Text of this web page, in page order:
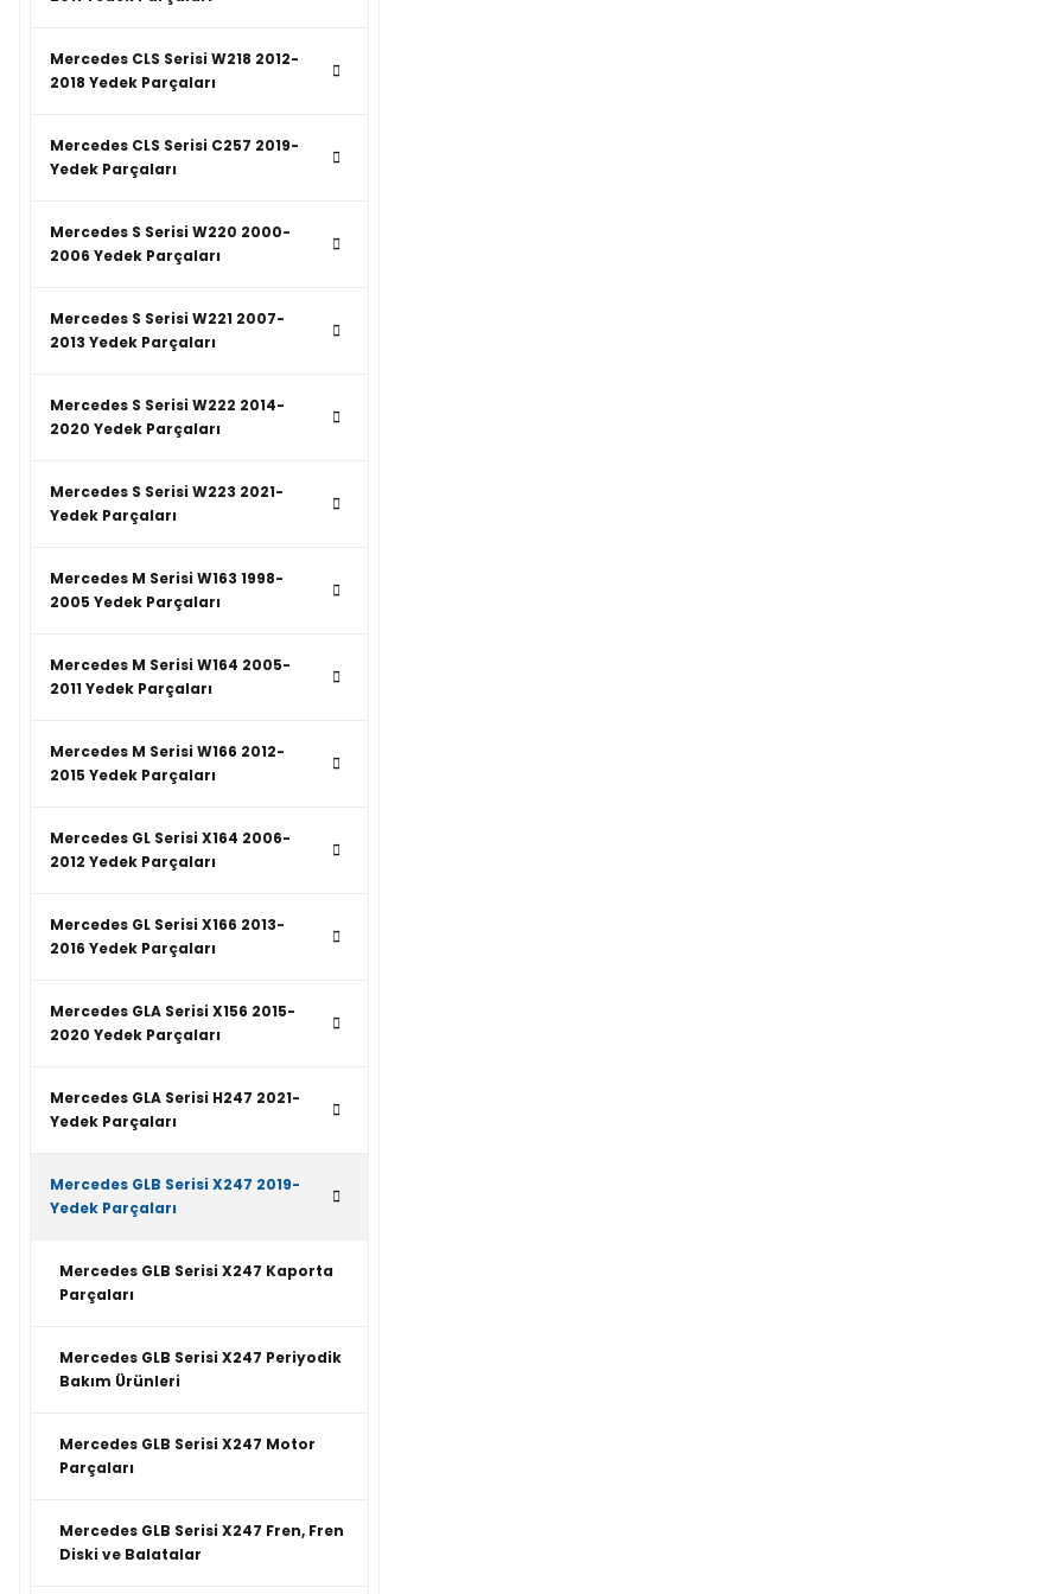
Mercedes CLS Serisi W218 2012-
2018 Yedek Parçaları
Mercedes CLS Serisi C257 2019-
Yedek Parçaları
Mercedes S Serisi W220 2000-
2006 Yedek Parçaları
Mercedes S Serisi W221 2007-
2013 Yedek Parçaları
Mercedes S Serisi W222 2014-
2020 Yedek Parçaları
Mercedes S Serisi W223 2021-
Yedek Parçaları
Mercedes M Serisi W163 1998-
2005 Yedek Parçaları
Mercedes M Serisi W164 2005-
2011 Yedek Parçaları
Mercedes M Serisi W166 2012-
2015 Yedek Parçaları
Mercedes GL Serisi X164 2006-
2012 Yedek Parçaları
Mercedes GL Serisi X166 2013-
2016 Yedek Parçaları
Mercedes GLA Serisi X156 2015-
2020 Yedek Parçaları
Mercedes GLA Serisi H247 2021-
Yedek Parçaları
Mercedes GLB Serisi X247 2019-
Yedek Parçaları
Mercedes GLB Serisi X247 Kaporta
Parçaları
Mercedes GLB Serisi X247 Periyodik
Bakım Ürünleri
Mercedes GLB Serisi X247 Motor
Parçaları
Mercedes GLB Serisi X247 Fren, Fren
Diski ve Balatalar